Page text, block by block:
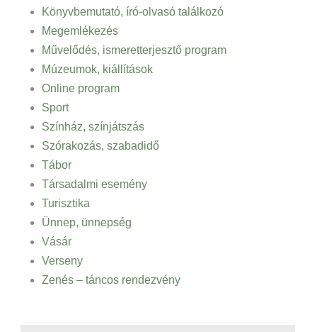
Könyvbemutató, író-olvasó találkozó
Megemlékezés
Művelődés, ismeretterjesztő program
Múzeumok, kiállítások
Online program
Sport
Színház, színjátszás
Szórakozás, szabadidő
Tábor
Társadalmi esemény
Turisztika
Ünnep, ünnepség
Vásár
Verseny
Zenés – táncos rendezvény